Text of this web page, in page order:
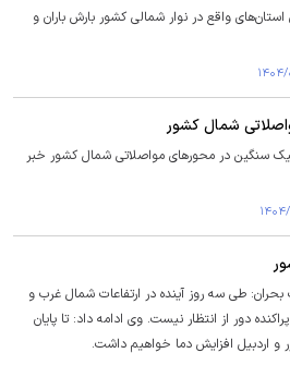
واقع در نوار شمالی کشور بارش باران و
شمال کشور
سنگین در محورهای مواصلاتی شمال کشور خبر
طی سه روز آینده در ارتفاعات شمال غرب و
دور از انتظار نیست. وی ادامه داد: تا پایان
و اردبیل افزایش دما خواهیم داشت.